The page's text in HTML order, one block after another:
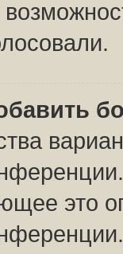
это